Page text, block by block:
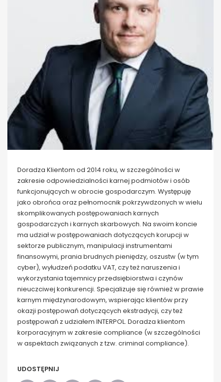
Doradza Klientom od 2014 roku, w szczególności w
zakresie odpowiedzialności karnej podmiotów i osób
funkcjonujących w obrocie gospodarczym. Występuję
jako obrońca oraz pełnomocnik pokrzywdzonych w wielu
skomplikowanych postępowaniach karnych
gospodarczych i karnych skarbowych. Na swoim koncie
ma udział w postępowaniach dotyczących korupcji w
sektorze publicznym, manipulacji instrumentami
finansowymi, prania brudnych pieniędzy, oszustw (w tym
cyber), wyłudzeń podatku VAT, czy też naruszenia i
wykorzystania tajemnicy przedsiębiorstwa i czynów
nieuczciwej konkurencji. Specjalizuje się również w prawie
karnym międzynarodowym, wspierając klientów przy
okazji postępowań dotyczących ekstradycji, czy też
postępowań z udziałem INTERPOL. Doradza klientom
korporacyjnym w zakresie compliance (w szczególności
w aspektach związanych z tzw. criminal compliance).
UDOSTĘPNIJ